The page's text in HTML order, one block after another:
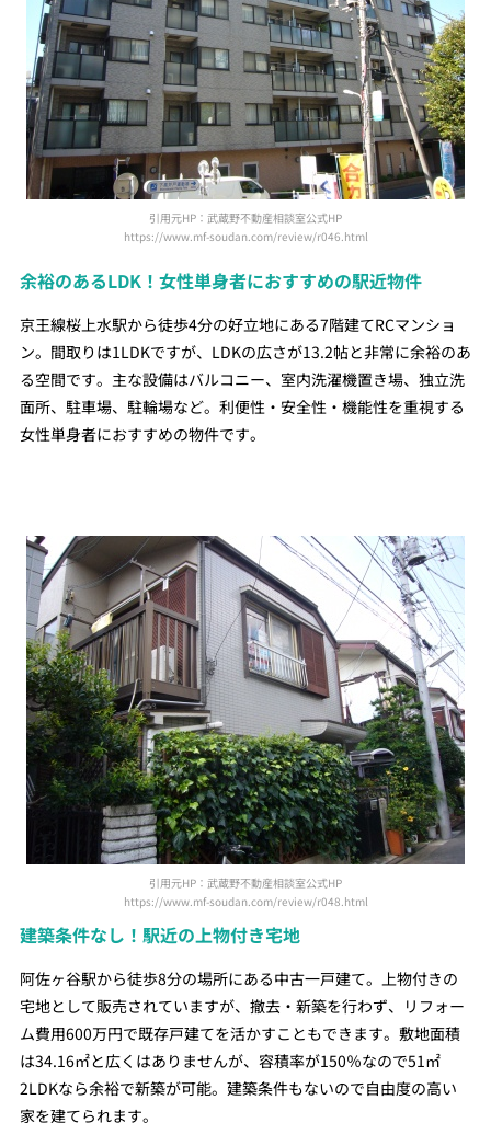
引用元HP：武蔵野不動産相談室公式HP
https://www.mf-soudan.com/review/r046.html
余裕のあるLDK！女性単身者におすすめの駅近物件
京王線桜上水駅から徒歩4分の好立地にある7階建てRCマンショ
ン。間取りは1LDKですが、LDKの広さが13.2帖と非常に余裕のあ
る空間です。主な設備はバルコニー、室内洗濯機置き場、独立洗
面所、駐車場、駐輪場など。利便性・安全性・機能性を重視する
女性単身者におすすめの物件です。
引用元HP：武蔵野不動産相談室公式HP
https://www.mf-soudan.com/review/r048.html
建築条件なし！駅近の上物付き宅地
阿佐ヶ谷駅から徒歩8分の場所にある中古一戸建て。上物付きの
宅地として販売されていますが、撤去・新築を行わず、リフォー
ム費用600万円で既存戸建てを活かすこともできます。敷地面積
は34.16㎡と広くはありませんが、容積率が150％なので51㎡
2LDKなら余裕で新築が可能。建築条件もないので自由度の高い
家を建てられます。